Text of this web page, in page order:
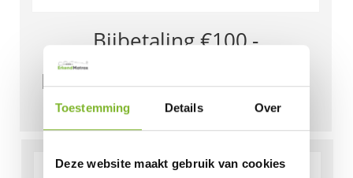
Toestemming Details Over
Deze website maakt gebruik van cookies
Bijbetaling €100,-
meestoffering matrassen –
Nicole van den Broek 60921
100,00